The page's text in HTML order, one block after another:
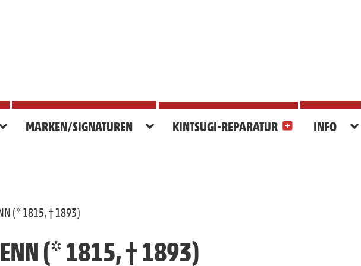
MARKEN/SIGNATUREN KINTSUGI-REPARATUR INFO
(* 1815, † 1893)
(* 1815, † 1893)